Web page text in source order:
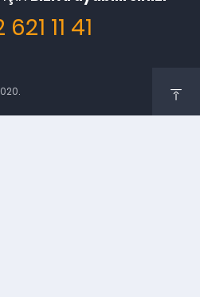
11 41